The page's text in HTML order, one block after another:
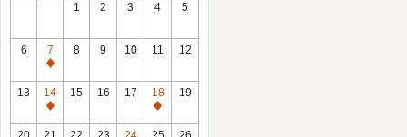
1 2 3 4 5
6
7
休
館
日
8 9 10 11 12
13
14
休
館
15 16 17
18
休
館
19